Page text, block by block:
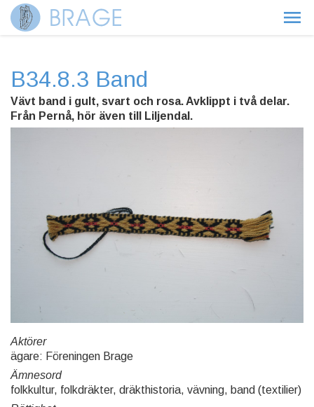
B34.8.3 Band
Vävt band i gult, svart och rosa. Avklippt i två delar.
Från Pernå, hör även till Liljendal.
Aktörer
ägare: Föreningen Brage
Ämnesord
folkkultur, folkdräkter, dräkthistoria, vävning, band (textilier)